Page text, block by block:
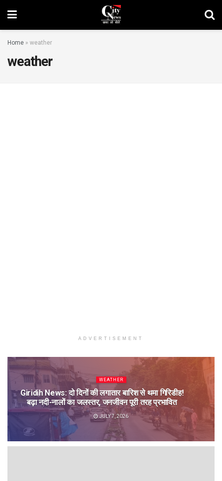
Home » weather
weather
ADVERTISEMENT
WEATHER
Giridih News: दो दिनों की लगातार बारिश से थमा गिरिडीह!
बढ़ा नदी-नालों का जलस्तर, जनजीवन पूरी तरह प्रभावित
JULY 7, 2026